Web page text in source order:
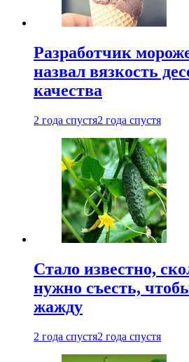
Разработчик
назвал вязкость
качества
2 года спустя2 года спустя
Стало известно,
нужно съесть,
жажду
2 года спустя2 года спустя